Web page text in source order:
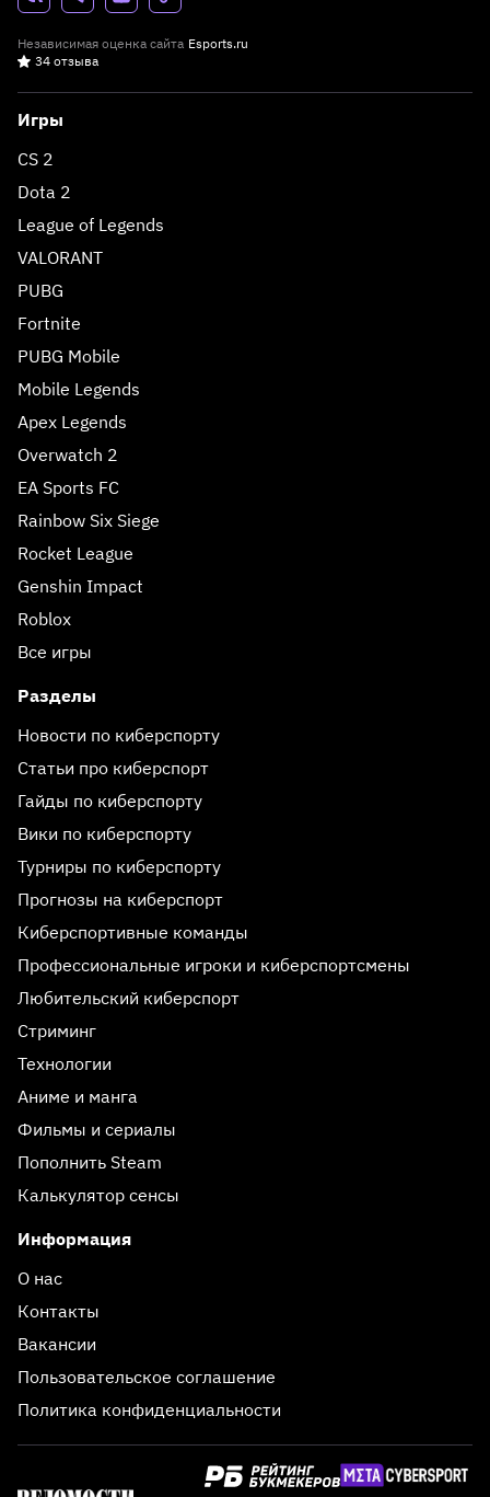
Независимая оценка сайта Esports.ru
34 отзыва
Игры
CS 2
Dota 2
League of Legends
VALORANT
PUBG
Fortnite
PUBG Mobile
Mobile Legends
Apex Legends
Overwatch 2
EA Sports FC
Rainbow Six Siege
Rocket League
Genshin Impact
Roblox
Все игры
Разделы
Новости по киберспорту
Статьи про киберспорт
Гайды по киберспорту
Вики по киберспорту
Турниры по киберспорту
Прогнозы на киберспорт
Киберспортивные команды
Профессиональные игроки и киберспортсмены
Любительский киберспорт
Стриминг
Технологии
Аниме и манга
Фильмы и сериалы
Пополнить Steam
Калькулятор сенсы
Информация
О нас
Контакты
Вакансии
Пользовательское соглашение
Политика конфиденциальности